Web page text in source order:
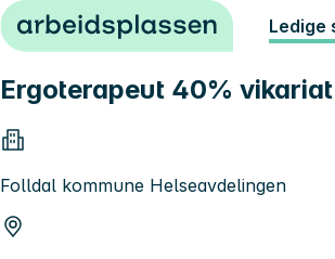
Hopp til innhold Ledige
Ergoterapeut 40% vikariat
Folldal kommune Helseavdelingen